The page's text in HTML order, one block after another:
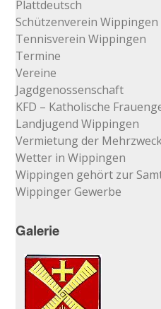
Plattdeutsch
Schützenverein Wippingen
Tennisverein Wippingen
Termine
Vereine
Jagdgenossenschaft
KFD – Katholische
Landjugend Wippingen
Vermietung der
Wetter in Wippingen
Wippingen gehört zur
Wippinger Gewerbe
Galerie